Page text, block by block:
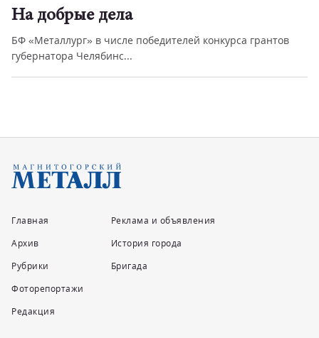
На добрые дела
БФ «Металлург» в числе победителей конкурса грантов
губернатора Челябинс...
Главная
Архив
Рубрики
Фоторепортажи
Редакция
Реклама и объявления
История города
Бригада